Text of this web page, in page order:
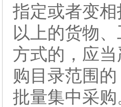
指定或者变
以上的货物
方式的，应
购目录范围
批量集中采